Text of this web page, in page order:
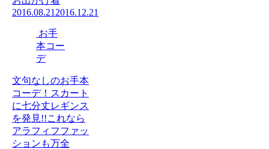
2016.08.21 2016.12.21
お手
本コー
デ
文句なしのお手本
コーデ！スカート
に七分丈レギンス
を発見!!これなら
アラフィフファッ
ションも万全